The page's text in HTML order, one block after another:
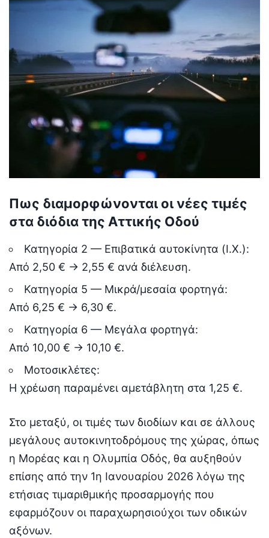
Πως διαμορφώνονται οι νέες τιμές
στα διόδια της Αττικής Οδού
Κατηγορία 2 — Επιβατικά αυτοκίνητα (Ι.Χ.):
Από 2,50 € → 2,55 € ανά διέλευση.
Κατηγορία 5 — Μικρά/μεσαία φορτηγά:
Από 6,25 € → 6,30 €.
Κατηγορία 6 — Μεγάλα φορτηγά:
Από 10,00 € → 10,10 €.
Μοτοσικλέτες:
Η χρέωση παραμένει αμετάβλητη στα 1,25 €.
Στο μεταξύ, οι τιμές των διοδίων και σε άλλους
μεγάλους αυτοκινητοδρόμους της χώρας, όπως
η Μορέας και η Ολυμπία Οδός, θα αυξηθούν
επίσης από την 1η Ιανουαρίου 2026 λόγω της
ετήσιας τιμαριθμικής προσαρμογής που
εφαρμόζουν οι παραχωρησιούχοι των οδικών
αξόνων.